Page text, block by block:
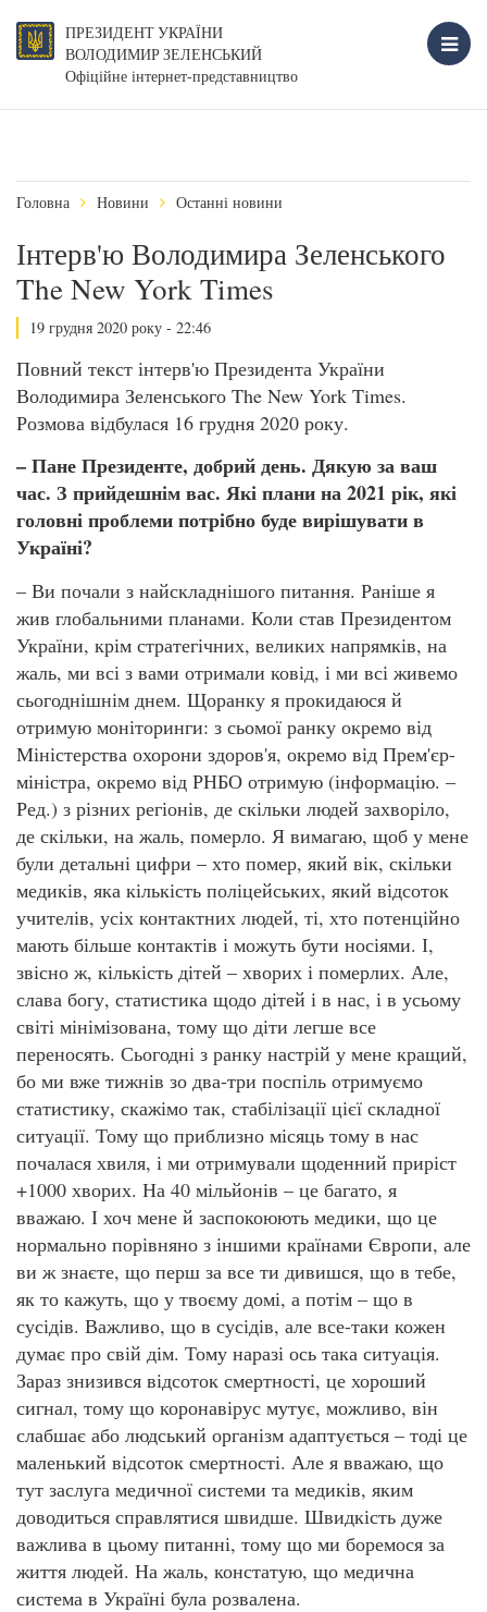
ПРЕЗИДЕНТ УКРАЇНИ
ВОЛОДИМИР ЗЕЛЕНСЬКИЙ
Офіційне інтернет-представництво
Головна Новини Останні новини
Інтерв'ю Володимира Зеленського
The New York Times
19 грудня 2020 року - 22:46
Повний текст інтерв'ю Президента України
Володимира Зеленського The New York Times.
Розмова відбулася 16 грудня 2020 року.
– Пане Президенте, добрий день. Дякую за ваш
час. З прийдешнім вас. Які плани на 2021 рік, які
головні проблеми потрібно буде вирішувати в
Україні?
– Ви почали з найскладнішого питання. Раніше я
жив глобальними планами. Коли став Президентом
України, крім стратегічних, великих напрямків, на
жаль, ми всі з вами отримали ковід, і ми всі живемо
сьогоднішнім днем. Щоранку я прокидаюся й
отримую моніторинги: з сьомої ранку окремо від
Міністерства охорони здоров'я, окремо від Прем'єр-
міністра, окремо від РНБО отримую (інформацію. –
Ред.) з різних регіонів, де скільки людей захворіло,
де скільки, на жаль, померло. Я вимагаю, щоб у мене
були детальні цифри – хто помер, який вік, скільки
медиків, яка кількість поліцейських, який відсоток
учителів, усіх контактних людей, ті, хто потенційно
мають більше контактів і можуть бути носіями. І,
звісно ж, кількість дітей – хворих і померлих. Але,
слава богу, статистика щодо дітей і в нас, і в усьому
світі мінімізована, тому що діти легше все
переносять. Сьогодні з ранку настрій у мене кращий,
бо ми вже тижнів зо два-три поспіль отримуємо
статистику, скажімо так, стабілізації цієї складної
ситуації. Тому що приблизно місяць тому в нас
почалася хвиля, і ми отримували щоденний приріст
+1000 хворих. На 40 мільйонів – це багато, я
вважаю. І хоч мене й заспокоюють медики, що це
нормально порівняно з іншими країнами Європи, але
ви ж знаєте, що перш за все ти дивишся, що в тебе,
як то кажуть, що у твоєму домі, а потім – що в
сусідів. Важливо, що в сусідів, але все-таки кожен
думає про свій дім. Тому наразі ось така ситуація.
Зараз знизився відсоток смертності, це хороший
сигнал, тому що коронавірус мутує, можливо, він
слабшає або людський організм адаптується – тоді це
маленький відсоток смертності. Але я вважаю, що
тут заслуга медичної системи та медиків, яким
доводиться справлятися швидше. Швидкість дуже
важлива в цьому питанні, тому що ми боремося за
життя людей. На жаль, констатую, що медична
система в Україні була розвалена.